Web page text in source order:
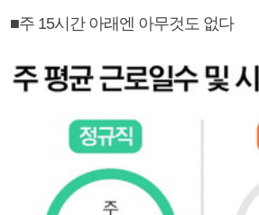
■주 15시간 아래엔 아무것도 없다